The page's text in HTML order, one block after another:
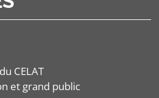
CELAT
et grand public